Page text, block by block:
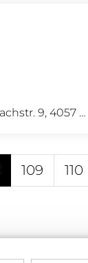
St. Joseph, Amerbachstr. 9, 4057 Basel
109 110